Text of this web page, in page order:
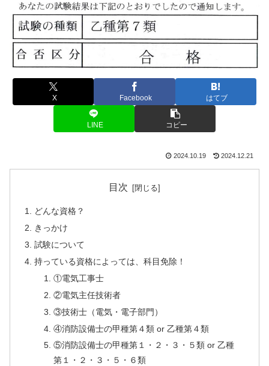
X Facebook はてブ
LINE コピー
2024.10.19 2024.12.21
目次
どんな資格？
きっかけ
試験について
持っている資格によっては、科目免除！
①電気工事士
②電気主任技術者
③技術士（電気・電子部門）
④消防設備士の甲種第４類 or 乙種第４類
⑤消防設備士の甲種第１・２・３・５類 or 乙種
第１・２・３・５・６類